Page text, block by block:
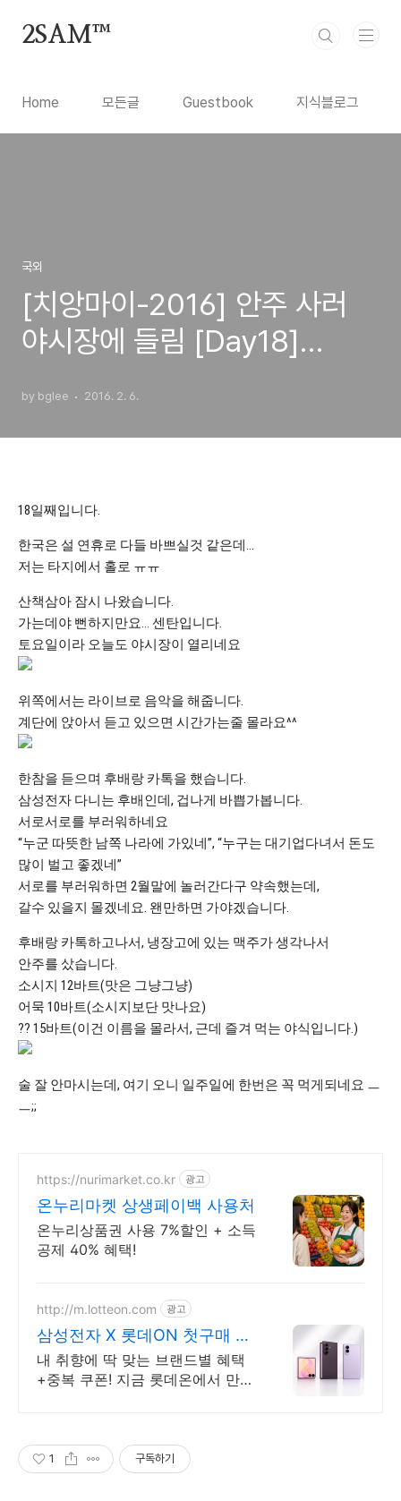
2SAM™
Home 모든글 Guestbook 지식블로그
국외
[치앙마이-2016] 안주 사러
야시장에 들림 [Day18]
by bglee 2016. 2. 6.
18일째입니다.
한국은 설 연휴로 다들 바쁘실것 같은데…
저는 타지에서 홀로 ㅠㅠ
산책삼아 잠시 나왔습니다.
가는데야 뻔하지만요… 센탄입니다.
토요일이라 오늘도 야시장이 열리네요
위쪽에서는 라이브로 음악을 해줍니다.
계단에 앉아서 듣고 있으면 시간가는줄 몰라요^^
한참을 듣으며 후배랑 카톡을 했습니다.
삼성전자 다니는 후배인데, 겁나게 바쁩가봅니다.
서로서로를 부러워하네요
“누군 따뜻한 남쪽 나라에 가있네”, “누구는 대기업다녀서 돈도
많이 벌고 좋겠네”
서로를 부러워하면 2월말에 놀러간다구 약속했는데,
갈수 있을지 몰겠네요. 왠만하면 가야겠습니다.
후배랑 카톡하고나서, 냉장고에 있는 맥주가 생각나서
안주를 샀습니다.
소시지 12바트(맛은 그냥그냥)
어묵 10바트(소시지보단 맛나요)
?? 15바트(이건 이름을 몰라서, 근데 즐겨 먹는 야식입니다.)
술 잘 안마시는데, 여기 오니 일주일에 한번은 꼭 먹게되네요 ㅡ
ㅡ;;
https://nurimarket.co.kr 광고
온누리마켓 상생페이백 사용처
온누리상품권 사용 7%할인 + 소득
공제 40% 혜택!
http://m.lotteon.com 광고
삼성전자 X 롯데ON 첫구매 최
대 5천원 혜택!
내 취향에 딱 맞는 브랜드별 혜택
+중복 쿠폰! 지금 롯데온에서 만나
1 구독하기